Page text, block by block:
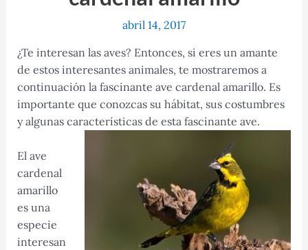
abril 14, 2017
¿Te interesan las aves? Entonces, si eres un amante
de estos interesantes animales, te mostraremos a
continuación la fascinante ave cardenal amarillo. Es
importante que conozcas su hábitat, sus costumbres
y algunas características de esta fascinante ave.
El ave
cardenal
amarillo
es una
especie
interesan